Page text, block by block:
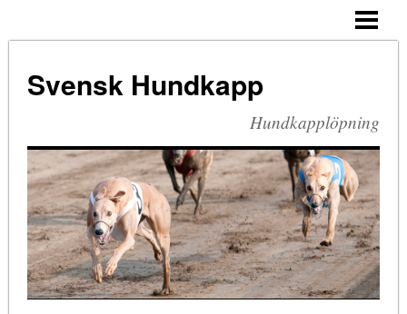
UPPFÖDARE
VINTHUNDEN
SPORTEN
DJURSKYDD
SM
Svensk Hundkapp
Hundkapplöpning